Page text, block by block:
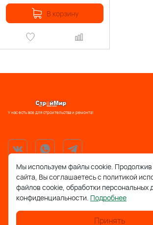
В корзину
У нас есть все для строительства и ремонта!
support@stroymir48.ru
Липецкая обл., г. Грязи, ул. 30 лет
Мы используем файлы cookie. Продолжив
сайта, Вы соглашаетесь с политикой
файлов cookie, обработки персональных
конфиденциальности. Подробнее
Принять